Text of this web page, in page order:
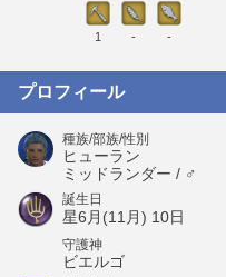
1 - -
プロフィール
種族/部族/性別
ヒューラン
ミッドランダー / ♂
誕生日
星6月(11月) 10日
守護神
ビエルゴ